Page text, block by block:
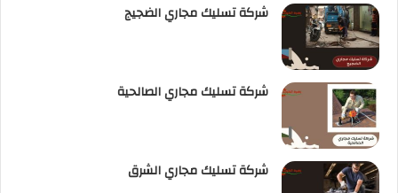
شركة تسليك مجاري الضجيج
شركة تسليك مجاري الصالحية
شركة تسليك مجاري الشرق